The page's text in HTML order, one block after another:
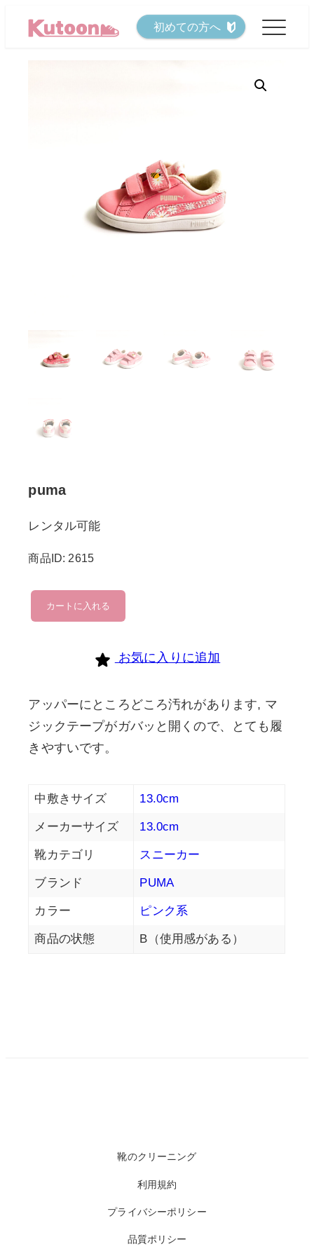
初めての方へ
puma
レンタル可能
商品ID: 2615
puma
個
カートに入れる
お気に入りに追加
アッパーにところどころ汚れがあります, マ
ジックテープがガバッと開くので、とても履
きやすいです。
中敷きサイズ 13.0cm
メーカーサイズ 13.0cm
靴カテゴリ スニーカー
ブランド PUMA
カラー ピンク系
商品の状態 B（使用感がある）
靴のクリーニング
利用規約
プライバシーポリシー
品質ポリシー